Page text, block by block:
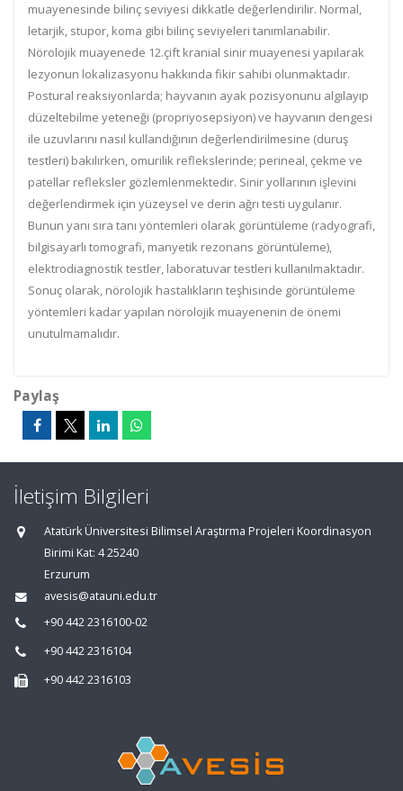
muayenesinde bilinç seviyesi dikkatle değerlendirilir. Normal,
letarjik, stupor, koma gibi bilinç seviyeleri tanımlanabilir.
Nörolojik muayenede 12.çift kranial sinir muayenesi yapılarak
lezyonun lokalizasyonu hakkında fikir sahibi olunmaktadır.
Postural reaksiyonlarda; hayvanın ayak pozisyonunu algılayıp
düzeltebilme yeteneği (propriyosepsiyon) ve hayvanın dengesi
ile uzuvlarını nasıl kullandığının değerlendirilmesine (duruş
testleri) bakılırken, omurilik reflekslerinde; perineal, çekme ve
patellar refleksler gözlemlenmektedir. Sinir yollarının işlevini
değerlendirmek için yüzeysel ve derin ağrı testi uygulanır.
Bunun yanı sıra tanı yöntemleri olarak görüntüleme (radyografi,
bilgisayarlı tomografi, manyetik rezonans görüntüleme),
elektrodiagnostik testler, laboratuvar testleri kullanılmaktadır.
Sonuç olarak, nörolojik hastalıkların teşhisinde görüntüleme
yöntemleri kadar yapılan nörolojik muayenenin de önemi
unutulmamalıdır.
Paylaş
İletişim Bilgileri
Atatürk Üniversitesi Bilimsel Araştırma Projeleri Koordinasyon
Birimi Kat: 4 25240
Erzurum
avesis@atauni.edu.tr
+90 442 2316100-02
+90 442 2316104
+90 442 2316103